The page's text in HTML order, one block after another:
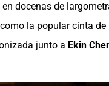
docenas de
la popular cinta
junto a Ekin